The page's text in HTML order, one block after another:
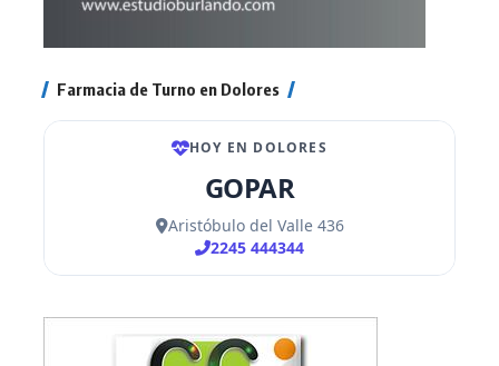
Farmacia de Turno en Dolores